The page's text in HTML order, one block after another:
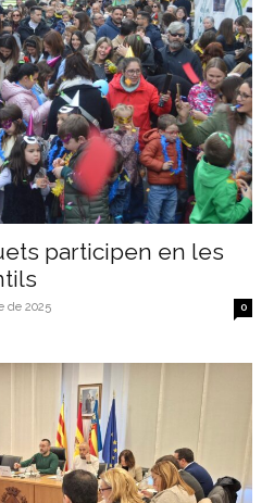
participen en les
de 2025 0